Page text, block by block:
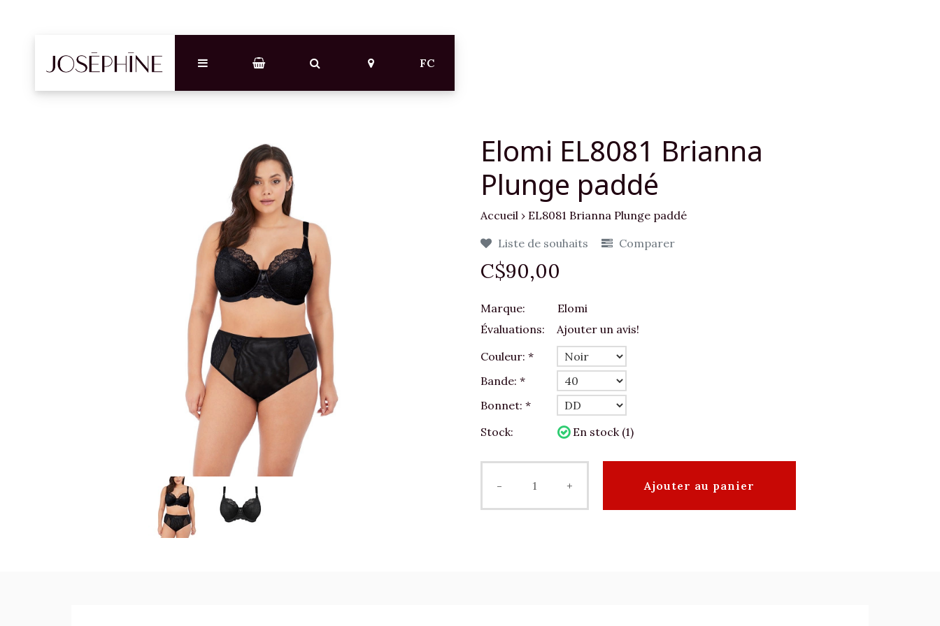
FC
Elomi EL8081 Brianna
Plunge paddé
Accueil › EL8081 Brianna Plunge paddé
Liste de souhaits
Comparer
C$90,00
Marque:
Elomi
Évaluations:
Ajouter un avis!
Couleur: *
Bande: *
Bonnet: *
Stock:
En stock (1)
- + Ajouter au panier